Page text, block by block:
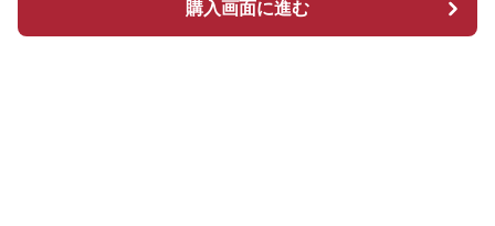
購入画面に進む
購入画面に進む